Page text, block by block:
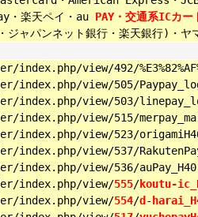
・楽天ペイ・au PAY・交通系ICカー
ジャパンネット銀行・楽天銀行)・ヤ
view/492/
view/505/
view/503/
view/515/
view/523/
view/537/
view/536/
index.php/view/555/koutu-
index.php/view/554/d-